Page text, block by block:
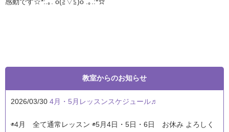
教室からのお知らせ
2026/03/30 4月・5月レッスンスケジュール♬
◉4月 全て通常レッスン ◉5月4日・5日・6日 お休み よろしく